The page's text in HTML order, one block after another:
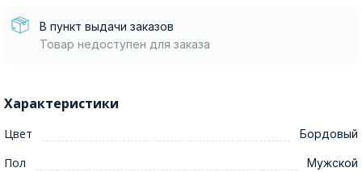
В пункт выдачи заказов
Товар недоступен для заказа
Характеристики
Цвет Бордовый
Пол Мужской